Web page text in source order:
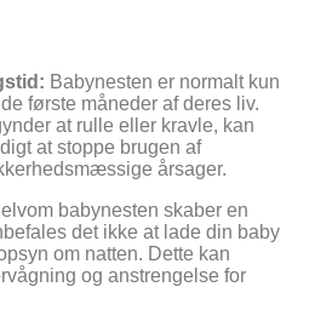
Babynesten er normalt kun
første måneder af deres liv.
at rulle eller kravle, kan
at stoppe brugen af
årsager.
babynesten skaber en
det ikke at lade din baby
om natten. Dette kan
og anstrengelse for